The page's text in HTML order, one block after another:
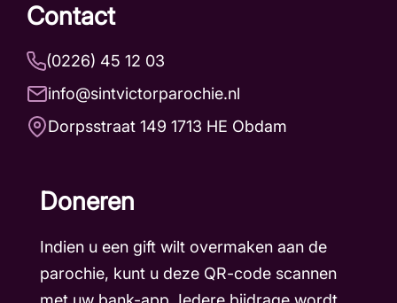
Contact
(0226) 45 12 03
info@sintvictorparochie.nl
Dorpsstraat 149 1713 HE Obdam
Doneren
Indien u een gift wilt overmaken aan de
parochie, kunt u deze QR-code scannen